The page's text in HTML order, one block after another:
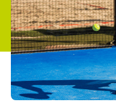
Copiar